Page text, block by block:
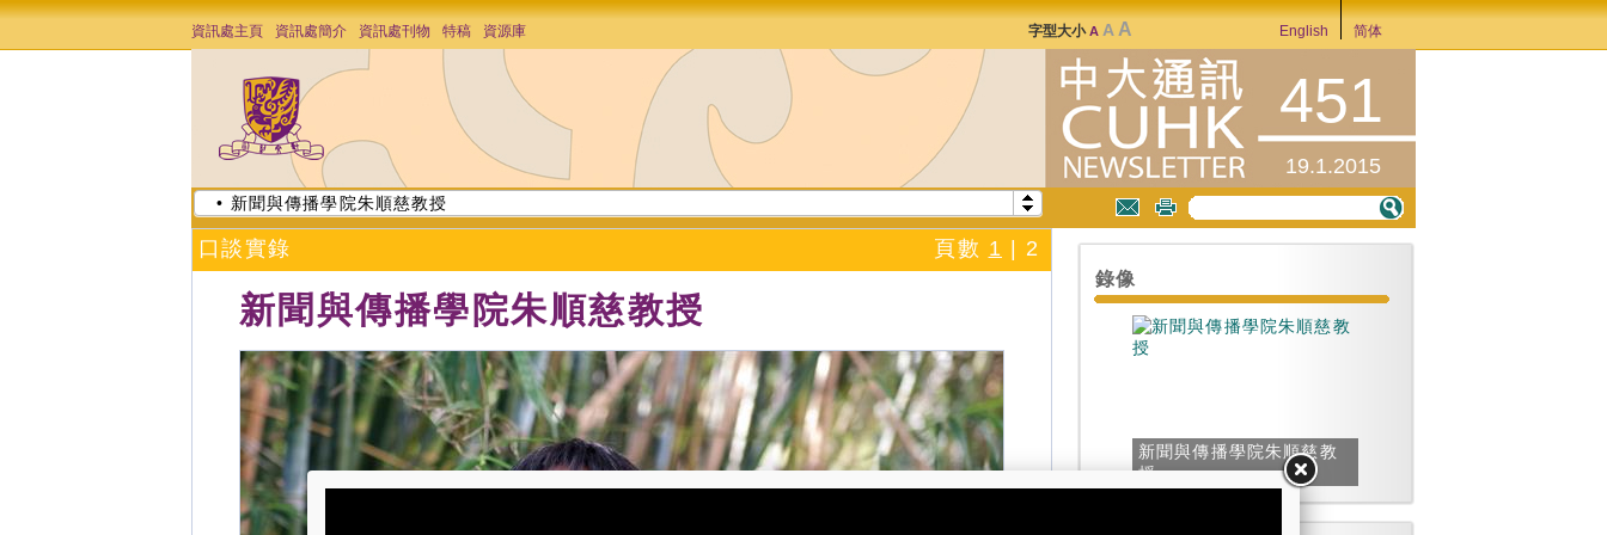
資訊處主頁 資訊處簡介 資訊處刊物 特稿 資源庫 字型大小A A A English 简体
451
19.1.2015
• 新聞與傳播學院朱順慈教授
口談實錄 頁數 1 2
新聞與傳播學院朱順慈教授
錄像
新聞與傳播學院朱順慈教
授